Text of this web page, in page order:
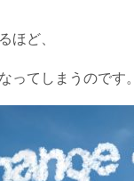
ほど、
ってしまうのです。